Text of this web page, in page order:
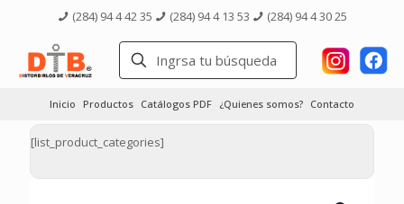
(284) 94 4 42 35 (284) 94 4 13 53 (284) 94 4 30 25
Inicio Productos Catálogos PDF ¿Quienes somos? Contacto
[list_product_categories]